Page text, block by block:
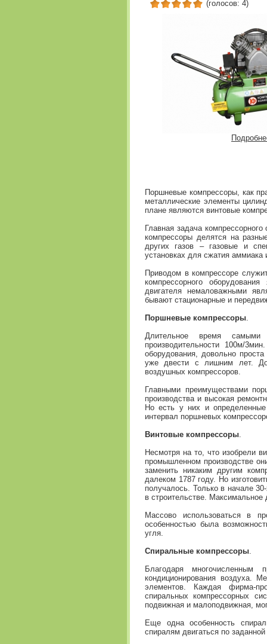
(голосов: 4)
Поршневые компрессоры, как
металлические элементы
плане являются винтовые
Главная задача
компрессоры делятся на
других газов – газовые и
установках для сжатия
Приводом в компрессоре
компрессорного
двигателя немаловажными
бывают стационарные и
Поршневые компрессоры.
Длительное время самыми
производительности 100м/
оборудования, довольно
уже двести с лишним лет. До
воздушных компрессоров.
Главными преимуществами
производства и высокая
Но есть у них и
интервал поршневых
Винтовые компрессоры.
Несмотря на то, что изобрели
промышленном производстве
заменить никаким другим
далеком 1787 году. Но
получалось. Только в начале
в строительстве.
Массово использоваться в
особенностью была
угля.
Спиральные компрессоры.
Благодаря многочисленным
кондиционирования воздуха.
элементов. Каждая фирма-
спиральных компрессорных
подвижная и малоподвижная,
Еще одна особенность
спиралям двигаться по